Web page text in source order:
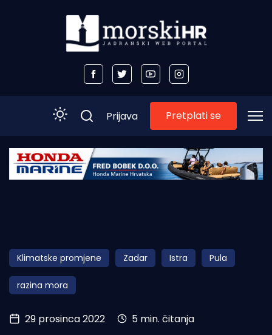
Početna
Obala
Otoci
Turizam i nautika
Pomorstvo
Prijava Pretplati se
Klimatske promjene Zadar Istra Pula
razina mora
29 prosinca 2022 5 min. čitanja